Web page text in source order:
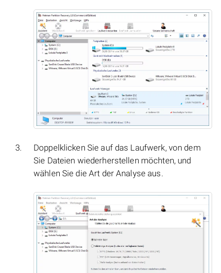
Doppelklicken Sie auf das Laufwerk, von dem
Sie Dateien wiederherstellen möchten, und
wählen Sie die Art der Analyse aus.